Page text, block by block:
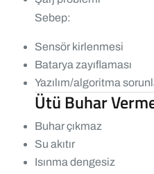
Sebep:
Sensör kirlenmesi
Batarya zayıflaması
Yazılım/algoritma
Ütü Buhar
Buhar çıkmaz
Su akıtır
Isınma dengesiz